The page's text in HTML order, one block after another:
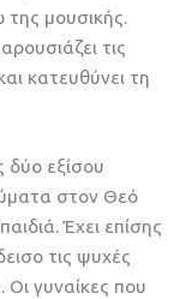
της μουσικής.
τις
κατευθύνει τη
δύο εξίσου
στον Θεό
Έχει επίσης
τις ψυχές
γυναίκες που